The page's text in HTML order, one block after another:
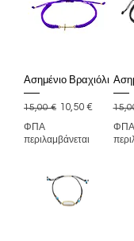
Ασημένιο Βραχιόλι
Κανονική τιμή
15,00 € Τιμή Έκπτωσης
10,50 €
ΦΠΑ
περιλαμβάνεται
ΦΠΑ